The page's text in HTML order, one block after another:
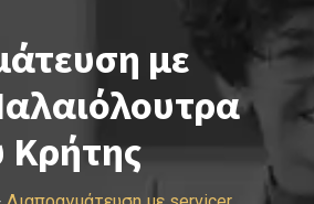
με
Κρήτης